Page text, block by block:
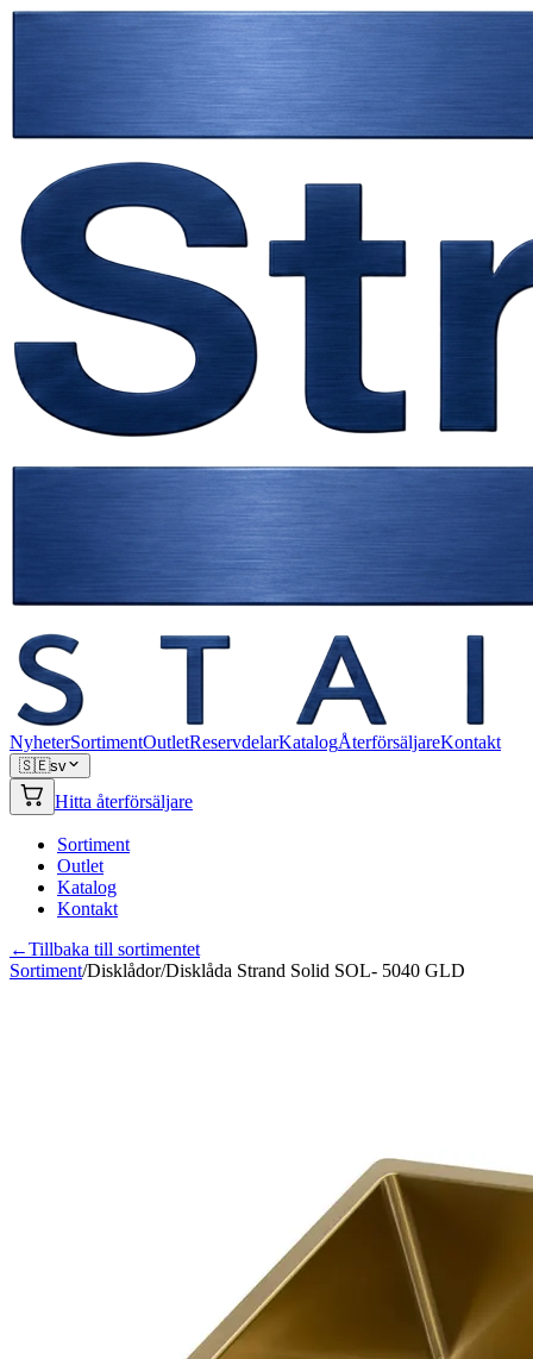
NyheterSortimentOutletReservdelarKatalogÅterförsäljareKontakt
🇸🇪sv
Hitta återförsäljare
Sortiment
Outlet
Katalog
Kontakt
←Tillbaka till sortimentet
Sortiment/Disklådor/Disklåda Strand Solid SOL- 5040 GLD